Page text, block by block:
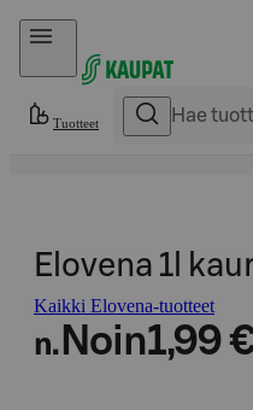
Hyppää sisältöön
Tuotteet
Elovena 1l
Kaikki Elovena-tuotteet
n. Noin1,99